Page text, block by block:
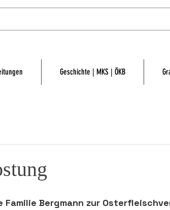
Geschichte | MKS | ÖKB
Familie Bergmann zur